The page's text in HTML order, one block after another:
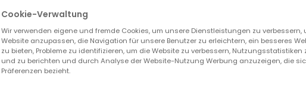
Cookie-Verwaltung
Wir verwenden eigene und fremde Cookies, um unsere Dienstleistungen zu verbessern,
Website anzupassen, die Navigation für unsere Benutzer zu erleichtern, ein besseres
zu bieten, Probleme zu identifizieren, um die Website zu verbessern, Nutzungsstatistiken
und zu berichten und durch Analyse der Website-Nutzung Werbung anzuzeigen, die
Präferenzen bezieht.